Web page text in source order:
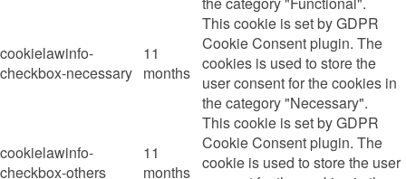
cookielawinfo-
checkbox-necessary
11
months
This cookie is set by GDPR
Cookie Consent plugin. The
cookies is used to store the
user consent for the cookies in
the category "Necessary".
cookielawinfo-
checkbox-others
11
months
This cookie is set by GDPR
Cookie Consent plugin. The
cookie is used to store the user